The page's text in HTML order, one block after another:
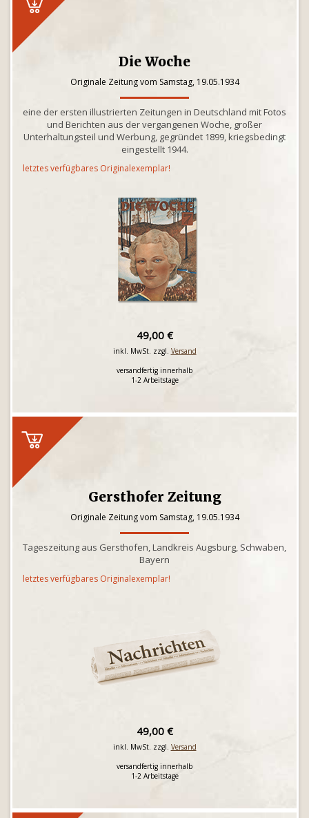
Die Woche
Originale Zeitung vom Samstag, 19.05.1934
eine der ersten illustrierten Zeitungen in Deutschland mit Fotos
und Berichten aus der vergangenen Woche, großer
Unterhaltungsteil und Werbung, gegründet 1899, kriegsbedingt
eingestellt 1944.
letztes verfügbares Originalexemplar!
49,00 €
inkl. MwSt. zzgl. Versand
versandfertig innerhalb
1-2 Arbeitstage
Gersthofer Zeitung
Originale Zeitung vom Samstag, 19.05.1934
Tageszeitung aus Gersthofen, Landkreis Augsburg, Schwaben,
Bayern
letztes verfügbares Originalexemplar!
49,00 €
inkl. MwSt. zzgl. Versand
versandfertig innerhalb
1-2 Arbeitstage